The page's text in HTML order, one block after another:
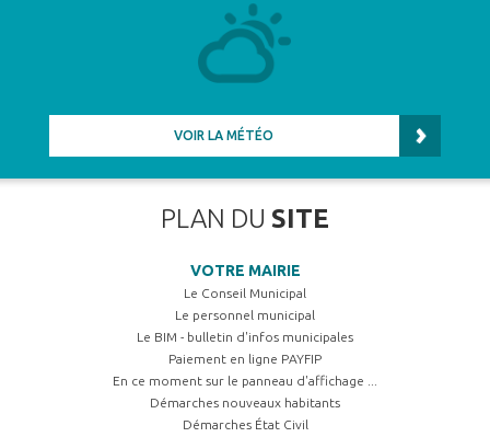
VOIR LA MÉTÉO
PLAN DU SITE
VOTRE MAIRIE
Le Conseil Municipal
Le personnel municipal
Le BIM - bulletin d'infos municipales
Paiement en ligne PAYFIP
En ce moment sur le panneau d'affichage ...
Démarches nouveaux habitants
Démarches État Civil